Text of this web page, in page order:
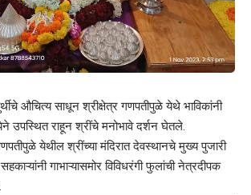
औचित्य साधून श्रीक्षेत्र गणपतीपुळे येथे भाविकांनी
उपस्थित राहून श्रींचे मनोभावे दर्शन घेतले.
येथील श्रींच्या मंदिरात देवस्थानचे मुख्य पुजारी
गाभाऱ्यासमोर विविधरंगी फुलांची नेत्रदीपक